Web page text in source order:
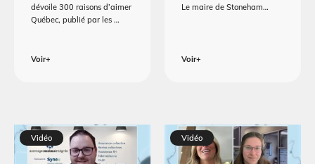
dévoile 300 raisons d’aimer
Québec, publié par les …
Voir+
Le maire de Stoneham…
Voir+
Vidéo Vidéo